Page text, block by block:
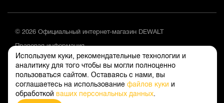
Используем куки, рекомендательные технологии и
аналитику для того чтобы вы могли полноценно
пользоваться сайтом. Оставаясь с нами, вы
соглашаетесь на использование файлов куки и
обработкой ваших персональных данных.
© 2026 Официальный интернет-магазин DEWALT
Правовая информация
Положение об обработке и защите персональных данных